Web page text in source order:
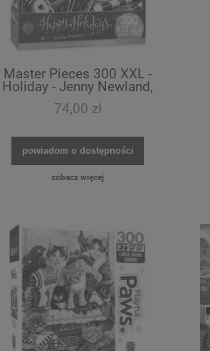
Master Pieces 300 XXL -
Holiday - Jenny Newland,
Holiday Treasures - EZ Grip
74,00 zł
powiadom o dostępności
zobacz więcej